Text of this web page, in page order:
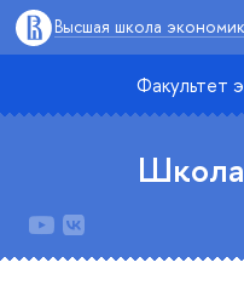
Высшая школа
Факультет